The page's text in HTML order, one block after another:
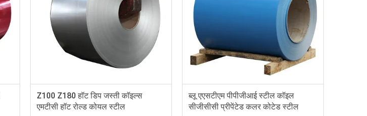
Z100 Z180 हॉट डिप जस्ती कॉइल्स
एमटीसी हॉट रोल्ड कोयल स्टील
ब्लू एएसटीएम पीपीजीआई स्टील कॉइल
सीजीसीसी प्रीपेंटेड कलर कोटेड स्टील